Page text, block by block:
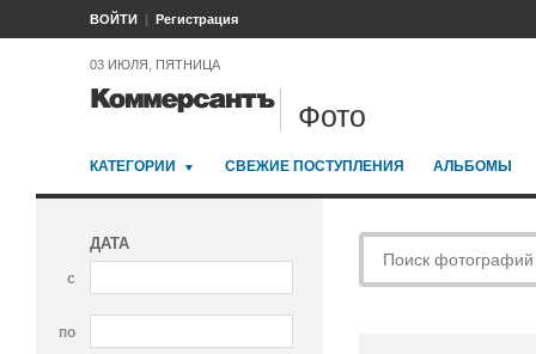
ВОЙТИ Регистрация
03 ИЮЛЯ, ПЯТНИЦА
Фото
КАТЕГОРИИ СВЕЖИЕ ПОСТУПЛЕНИЯ АЛЬБОМЫ
ДАТА
с
по